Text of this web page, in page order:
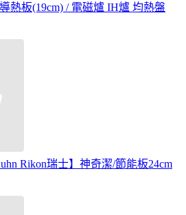
熱板(19cm) / 電磁爐 IH爐 均熱盤
Rikon瑞士】神奇潔/節能板24cm